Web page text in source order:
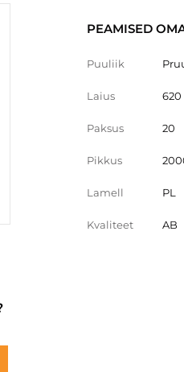
PEAMISED
Puuliik
Laius 620
Paksus 20
Pikkus
Lamell PL
Kvaliteet AB